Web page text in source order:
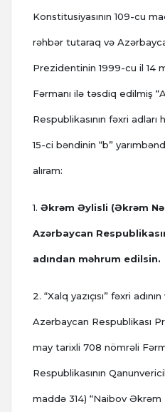
Konstitusiyasının 109-cu
rəhbər tutaraq və
Prezidentinin 1999-cu il 14
Fərmanı ilə təsdiq edilmiş
Respublikasının fəxri adları
15-ci bəndinin “b”
alıram:
1. Əkrəm Əylisli (Əkrəm
Azərbaycan
adından məhrum edilsin.
2. “Xalq yazıçısı” fəxri
Azərbaycan Respublikası
may tarixli 708 nömrəli
Respublikasının
maddə 314) “Naibov Əkrəm